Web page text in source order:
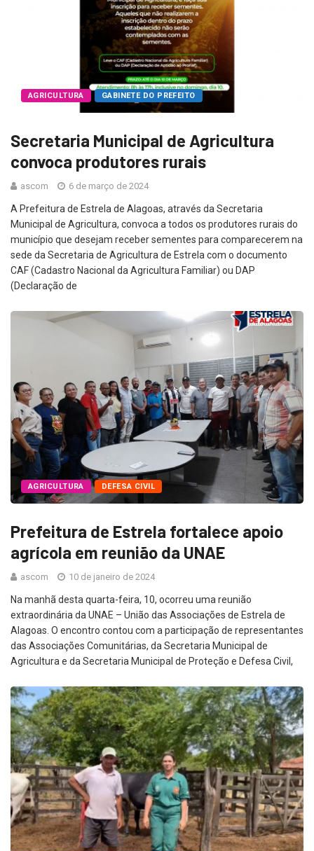
AGRICULTURA GABINETE DO PREFEITO
Secretaria Municipal de Agricultura
convoca produtores rurais
ascom 6 de março de 2024
A Prefeitura de Estrela de Alagoas, através da Secretaria
Municipal de Agricultura, convoca a todos os produtores rurais do
município que desejam receber sementes para comparecerem na
sede da Secretaria de Agricultura de Estrela com o documento
CAF (Cadastro Nacional da Agricultura Familiar) ou DAP
(Declaração de
AGRICULTURA DEFESA CIVIL
Prefeitura de Estrela fortalece apoio
agrícola em reunião da UNAE
ascom 10 de janeiro de 2024
Na manhã desta quarta-feira, 10, ocorreu uma reunião
extraordinária da UNAE – União das Associações de Estrela de
Alagoas. O encontro contou com a participação de representantes
das Associações Comunitárias, da Secretaria Municipal de
Agricultura e da Secretaria Municipal de Proteção e Defesa Civil,